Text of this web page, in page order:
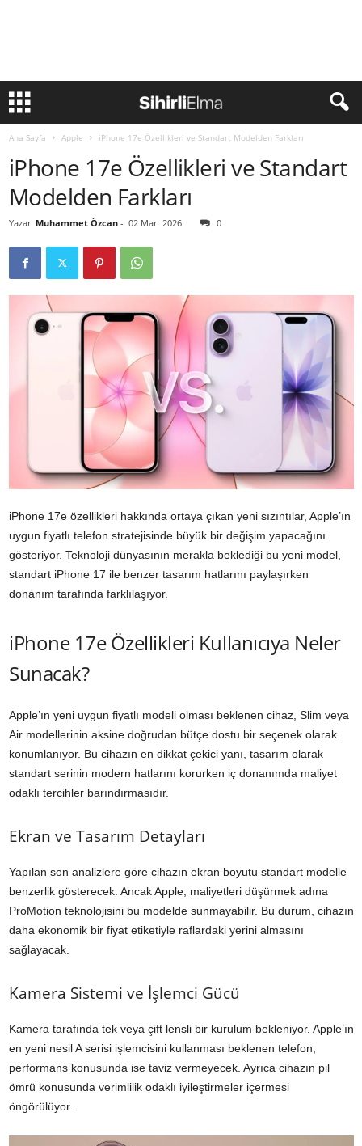
Ana Sayfa Apple iPhone 17e Özellikleri ve Standart Modelden Farkları
iPhone 17e Özellikleri ve Standart
Modelden Farkları
Yazar: Muhammet Özcan - 02 Mart 2026 0
iPhone 17e özellikleri hakkında ortaya çıkan yeni sızıntılar, Apple’ın
uygun fiyatlı telefon stratejisinde büyük bir değişim yapacağını
gösteriyor. Teknoloji dünyasının merakla beklediği bu yeni model,
standart iPhone 17 ile benzer tasarım hatlarını paylaşırken
donanım tarafında farklılaşıyor.
iPhone 17e Özellikleri Kullanıcıya Neler
Sunacak?
Apple’ın yeni uygun fiyatlı modeli olması beklenen cihaz, Slim veya
Air modellerinin aksine doğrudan bütçe dostu bir seçenek olarak
konumlanıyor. Bu cihazın en dikkat çekici yanı, tasarım olarak
standart serinin modern hatlarını korurken iç donanımda maliyet
odaklı tercihler barındırmasıdır.
Ekran ve Tasarım Detayları
Yapılan son analizlere göre cihazın ekran boyutu standart modelle
benzerlik gösterecek. Ancak Apple, maliyetleri düşürmek adına
ProMotion teknolojisini bu modelde sunmayabilir. Bu durum, cihazın
daha ekonomik bir fiyat etiketiyle raflardaki yerini almasını
sağlayacak.
Kamera Sistemi ve İşlemci Gücü
Kamera tarafında tek veya çift lensli bir kurulum bekleniyor. Apple’ın
en yeni nesil A serisi işlemcisini kullanması beklenen telefon,
performans konusunda ise taviz vermeyecek. Ayrıca cihazın pil
ömrü konusunda verimlilik odaklı iyileştirmeler içermesi
öngörülüyor.